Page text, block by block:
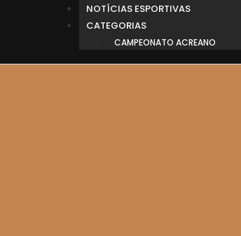
NOTÍCIAS ESPORTIVAS
CATEGORIAS
CAMPEONATO ACREANO